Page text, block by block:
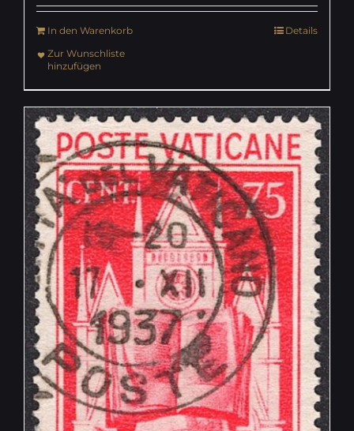
In den Warenkorb
Details
Zur Wunschliste
hinzufügen